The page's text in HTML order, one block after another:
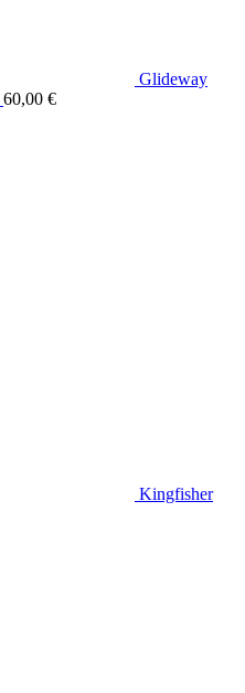
Glideway
60,00 €
Kingfisher